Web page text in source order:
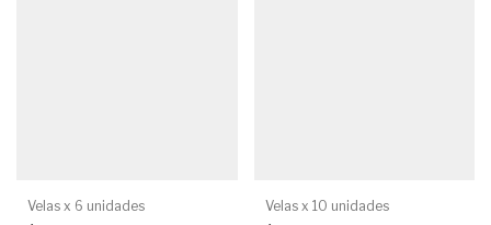
Velas x 6 unidades
Velas x 10 unidades